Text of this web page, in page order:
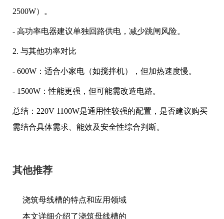
2500W）。
- 高功率电器建议单独回路供电，减少跳闸风险。
2. 与其他功率对比
- 600W：适合小家电（如搅拌机），但加热速度慢。
- 1500W：性能更强，但可能需改造电路。
总结：220V 1100W是通用性较强的配置，是否建议购买
需结合具体需求、能效及安全性综合判断。
其他推荐
浇筑母线槽的特点和应用领域
本文详细介绍了浇筑母线槽的